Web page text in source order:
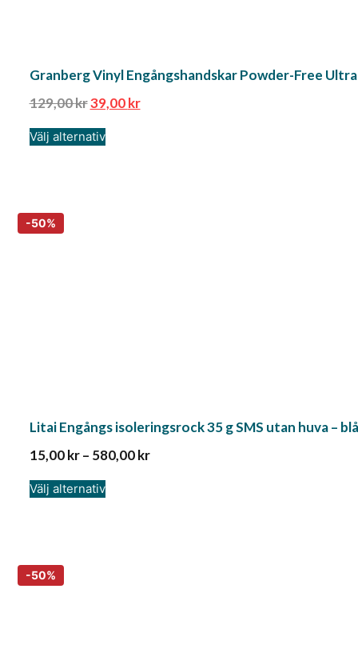
Granberg Vinyl Engångshandskar Powder-Free
129,00kr39,00kr
Välj alternativ
Litai Engångs isoleringsrock 35 g SMS utan huva – blå
15,00kr– 580,00kr
Välj alternativ